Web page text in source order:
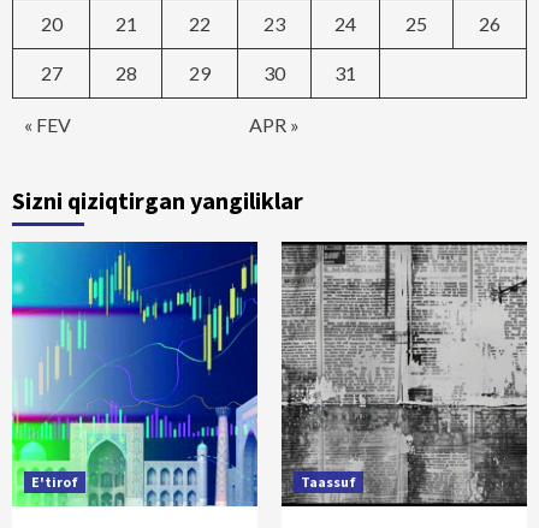
« FEV APR »
20 21 22 23 24 25 26
27 28 29 30 31
Sizni qiziqtirgan yangiliklar
E'tirof Taassuf